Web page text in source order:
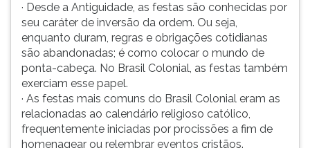
· Desde a Antiguidade, as festas são conhecidas por
seu caráter de inversão da ordem. Ou seja,
enquanto duram, regras e obrigações cotidianas
são abandonadas; é como colocar o mundo de
ponta-cabeça. No Brasil Colonial, as festas também
exerciam esse papel.
· As festas mais comuns do Brasil Colonial eram as
relacionadas ao calendário religioso católico,
frequentemente iniciadas por procissões a fim de
homenagear ou relembrar eventos cristãos.